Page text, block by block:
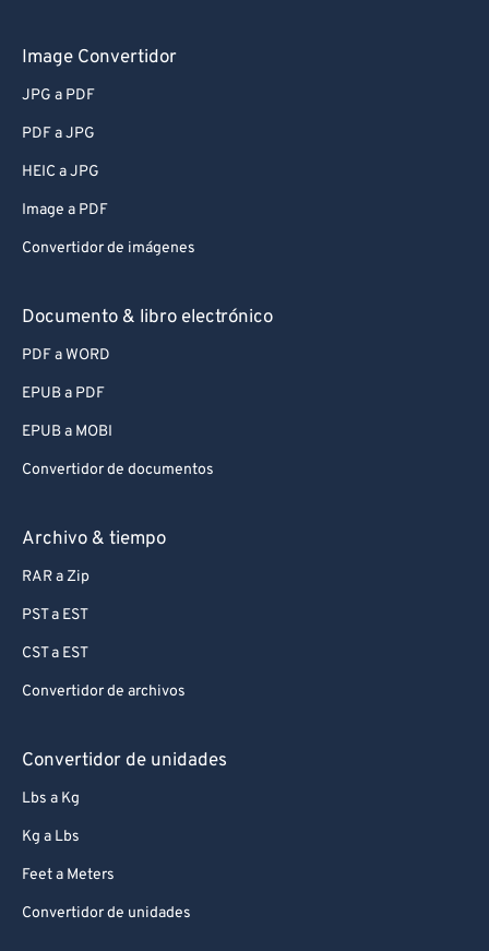
Image Convertidor
JPG a PDF
PDF a JPG
HEIC a JPG
Image a PDF
Convertidor de imágenes
Documento & libro electrónico
PDF a WORD
EPUB a PDF
EPUB a MOBI
Convertidor de documentos
Archivo & tiempo
RAR a Zip
PST a EST
CST a EST
Convertidor de archivos
Convertidor de unidades
Lbs a Kg
Kg a Lbs
Feet a Meters
Convertidor de unidades